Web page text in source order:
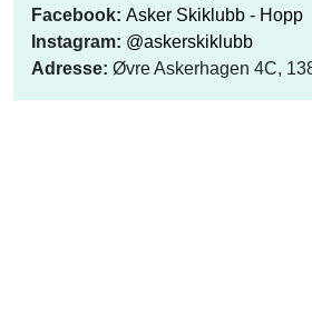
Facebook: Asker Skiklubb - Hopp
Instagram: @askerskiklubb
Adresse: Øvre Askerhagen 4C,